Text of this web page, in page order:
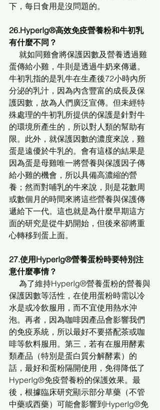
下，每日食用是沒問題的。
26.HyperIg®高效免疫營養粉和牛初乳
有什麼不同？
蛋傳給小雞，牛則是透過牛奶來傳遞。
牛初乳指的是乳牛在生產後72小時內所
分泌的乳汁，因為內含豐富的成長及保
護因數，故為人們廣泛宣傳。但未經特
殊處理的牛初乳所提供的保護是針對牛
的環境所產生的，所以對人類的幫助有
限。此外，就保護因數的濃度來說，雞
蛋是遠優於牛乳的。會有這樣的結果是
因為蛋是母雞唯一將營養與保護因子傳
給小雞的機會，所以具備高濃縮的營
養；然而對哺乳的牛來說，則是花數周
或數個月的時間來將這些營養與保護傳
遞給下一代。這也就是為什麼早期這方
面的研究是從牛奶開始，但後來卻將重
心轉移到蛋上面。
27.使用HyperIg®營養蛋粉時要特別注
意什麼事情？
保護因數等活性，在使用蛋粉時需以冷
水是或冷飲服用，而不宜使用熱水沖
泡。再者，因為咖啡因產品會影響我們
的免疫系統，所以最好不要搭配茶或咖
啡等飲料服用。第三，若有在服用酵素
類產品（特別是蛋白質分解酵素）的
話，最好和蛋粉隔開使用，免得降低了
HyperIg®免疫營養粉的保護效果。最
後，根據臨床研究顯示部分草藥（不管
中藥或西藥）可能會影響到HyperIg®免